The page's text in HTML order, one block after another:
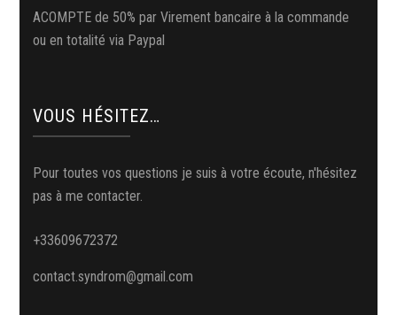
ACOMPTE de 50% par Virement bancaire à la commande
ou en totalité via Paypal
VOUS HÉSITEZ…
Pour toutes vos questions je suis à votre écoute, n'hésitez
pas à me contacter.
+33609672372
contact.syndrom@gmail.com